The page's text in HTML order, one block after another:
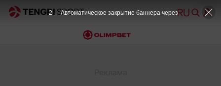
2 Автоматическое закрытие баннера через